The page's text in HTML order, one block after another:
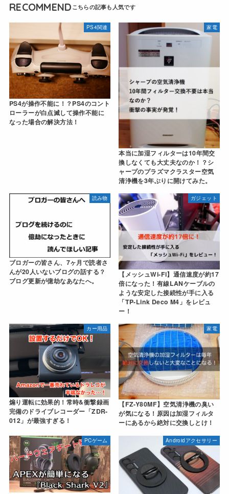
RECOMMEND
PS4関連
PS4が操作不能に！？PS4のコント
ローラーが白点滅して操作不能に
なった場合の解決方法！
家電
本当に加湿フィルターは10年間交
換しなくても大丈夫なのか！？シ
ャープのプラズマクラスター空気
清浄機を3年ぶりに開けてみた。
読み物
ブロガーの皆さん、7ヶ月で読者さ
んが20人いないブログの話する？
ブログ更新が億劫なあなたへ。
ガジェット
【メッシュWi-Fi】通信速度が約17
倍になった！有線LANケーブルの
ような安定した接続性が手に入る
「TP-Link Deco M4」をレビュ
ー！
カー用品
煽り運転に効果的！常時&衝撃録画
完備のドライブレコーダー「ZDR-
012」が最強すぎる！
家電
【FZ-Y80MF】空気清浄機の臭い
が気になる！原因は加湿フィルタ
ーにあるから絶対に交換しとけ！
PCゲーム Androidアクセサリー